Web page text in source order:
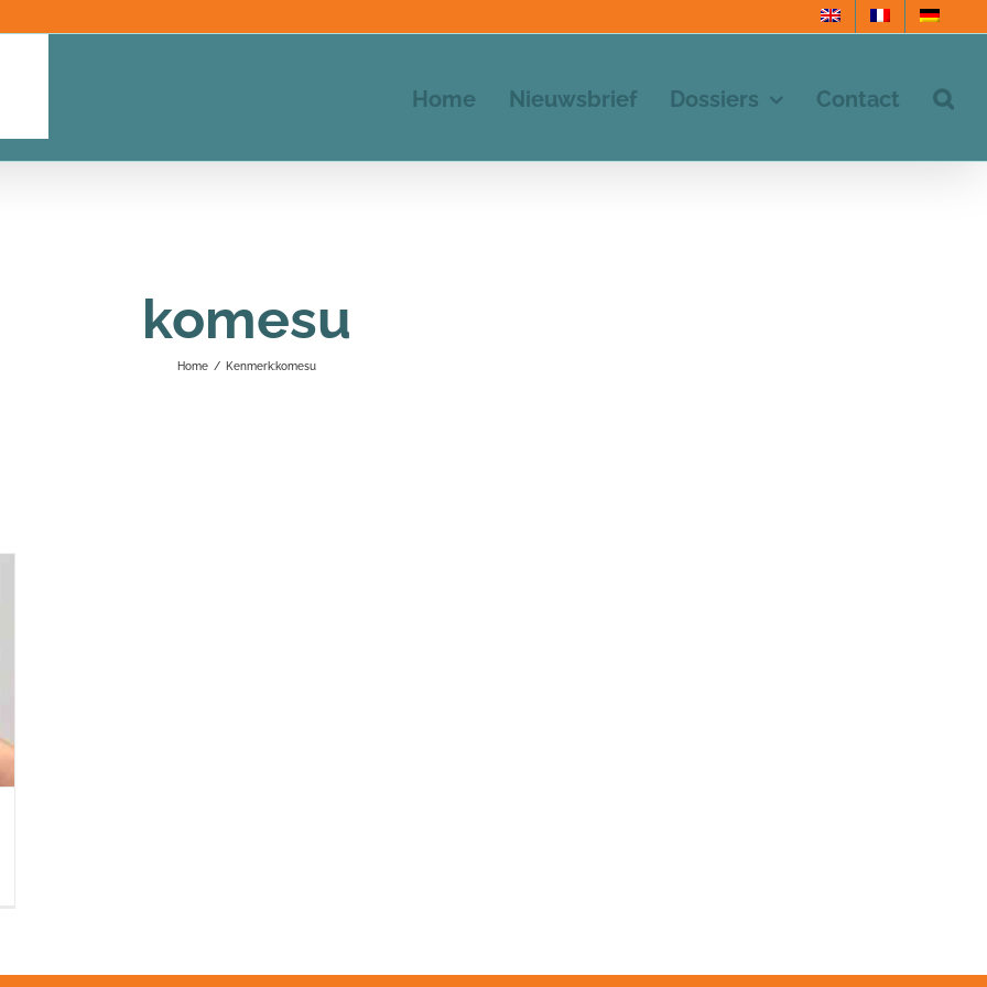
Home Nieuwsbrief Dossiers Contact
komesu
Home / Kenmerk:komesu